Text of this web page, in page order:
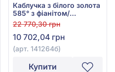
Каблучка з білого золота
585° з фіанітом/
куб.цирконієм, арт.
141264б
22 770,30 грн
10 702,04 грн
(арт. 141264б)
Купити